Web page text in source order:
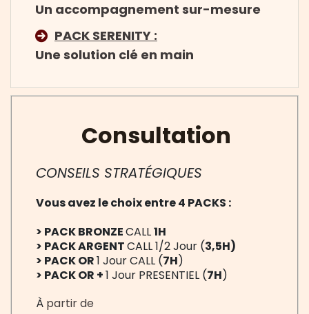
Un accompagnement sur-mesure
PACK SERENITY :
Une solution clé en main
Consultation
CONSEILS STRATÉGIQUES
Vous avez le choix entre 4 PACKS :
> PACK BRONZECALL1H
> PACK ARGENTCALL 1/2 Jour (3,5H)
> PACK OR1 Jour CALL (7H)
> PACK OR +1 Jour PRESENTIEL (7H)
À partir de